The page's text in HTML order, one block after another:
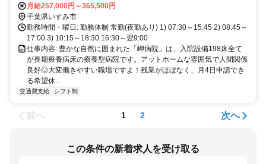
月給257,000円～365,500円
千葉県いすみ市
勤務時間・曜日: 勤務体制 常勤(夜勤あり) 1) 07:30～15:45 2) 08:45～
17:00 3) 10:15～18:30 16:30～翌9:00
仕事内容: 豊かな自然に囲まれた「岬病院」は、入院設備198床全て
が長期療養病床の療養型病院です。アットホームな雰囲気で人間関係
良好◎大変働きやすい職場ですよ！残業がほぼなく、月4日申請でき
る希望休...
交通費支給 シフト制
前へ 1 2 次へ
この条件の新着求人を受け取る